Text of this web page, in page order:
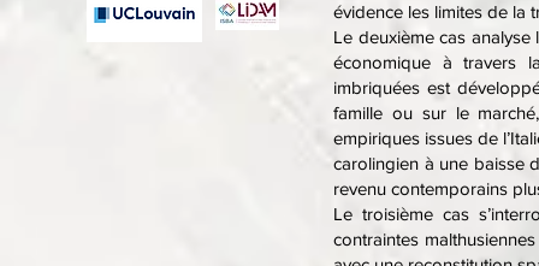
évidence les limites de la
Le deuxième cas analyse
économique à travers
imbriquées est
famille ou sur le
empiriques issues de
carolingien à une baisse
revenu contemporains
Le troisième cas
contraintes